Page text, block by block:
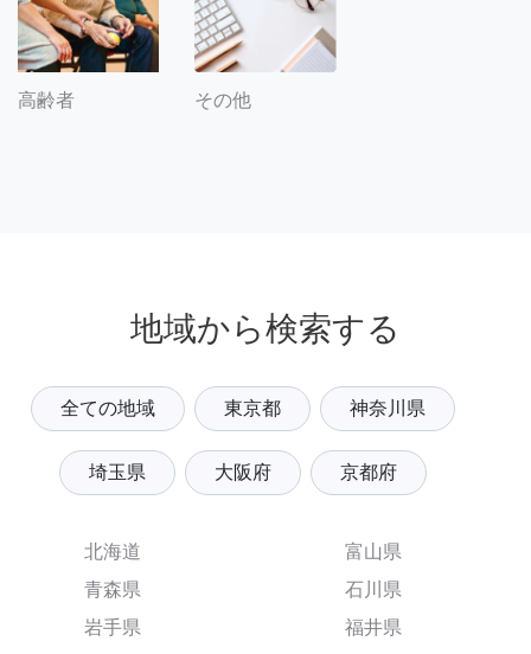
高齢者 その他
地域から検索する
全ての地域 東京都 神奈川県
埼玉県 大阪府 京都府
北海道
青森県
岩手県
富山県
石川県
福井県